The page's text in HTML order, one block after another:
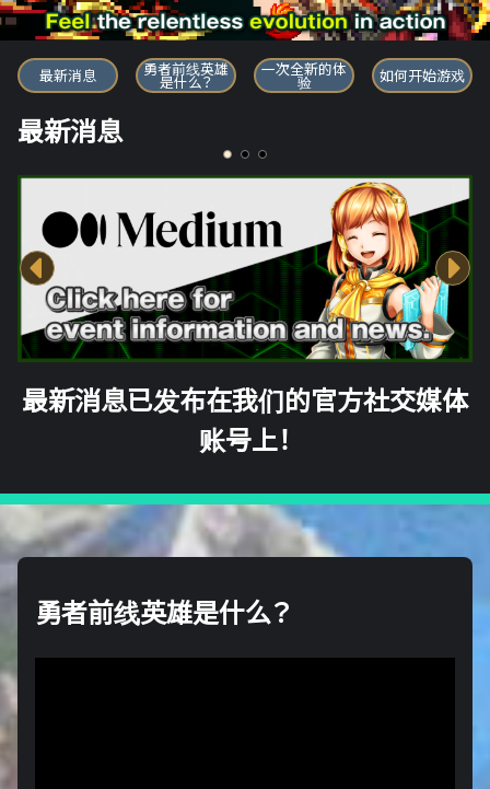
勇者前线英雄
最新消息 勇者前线英雄
是什么？
一次全新的体
验 如何开始游戏
最新消息
最新消息已发布在我们的官方社交媒体
账号上！
勇者前线英雄是什么？